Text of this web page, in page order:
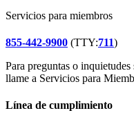
Servicios para miembros
855-442-9900 (TTY:711)
Para preguntas o
llame a Servicios para
Línea de cumplimiento